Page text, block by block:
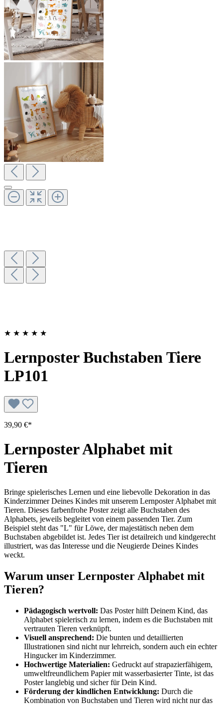
★ ★ ★ ★ ★
Lernposter Buchstaben Tiere
LP101
39,90 €*
Lernposter Alphabet mit
Tieren
Bringe spielerisches Lernen und eine liebevolle Dekoration in das
Kinderzimmer Deines Kindes mit unserem Lernposter Alphabet mit
Tieren. Dieses farbenfrohe Poster zeigt alle Buchstaben des
Alphabets, jeweils begleitet von einem passenden Tier. Zum
Beispiel steht das "L" für Löwe, der majestätisch neben dem
Buchstaben abgebildet ist. Jedes Tier ist detailreich und kindgerecht
illustriert, was das Interesse und die Neugierde Deines Kindes
weckt.
Warum unser Lernposter Alphabet mit
Tieren?
Pädagogisch wertvoll: Das Poster hilft Deinem Kind, das
Alphabet spielerisch zu lernen, indem es die Buchstaben mit
vertrauten Tieren verknüpft.
Visuell ansprechend: Die bunten und detaillierten
Illustrationen sind nicht nur lehrreich, sondern auch ein echter
Hingucker im Kinderzimmer.
Hochwertige Materialien: Gedruckt auf strapazierfähigem,
umweltfreundlichem Papier mit wasserbasierter Tinte, ist das
Poster langlebig und sicher für Dein Kind.
Förderung der kindlichen Entwicklung: Durch die
Kombination von Buchstaben und Tieren wird nicht nur das